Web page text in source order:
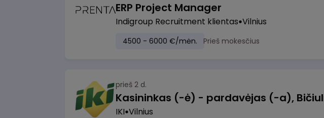
ERP Project Manager
Indigroup Recruitment klientas Vilnius
4500 - 6000 €/mėn. Prieš mokesčius
prieš 2 d.
IKI Vilnius